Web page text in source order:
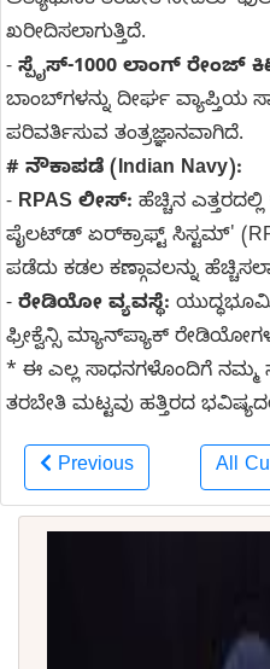
ಖರೀದಿಸಲಾಗುತ್ತಿದೆ.
- ಸ್ಪೈಸ್-1000 ಲಾಂಗ್ ರೇಂಜ್
ಬಾಂಬ್‌ಗಳನ್ನು ದೀರ್ಘ ವ್ಯಾಪ್ತಿಯ
ಪರಿವರ್ತಿಸುವ ತಂತ್ರಜ್ಞಾನವಾಗಿದೆ.
# ನೌಕಾಪಡೆ (Indian Navy):
- RPAS ಲೀಸ್: ಹೆಚ್ಚಿನ
ಪೈಲಟ್‌ಡ್ ಏರ್‌ಕ್ರಾಫ್ಟ್ ಸಿಸ್ಟಮ್'
ಪಡೆದು ಕಡಲ ಕಣ್ಗಾವಲನ್ನು
- ರೇಡಿಯೋ ವ್ಯವಸ್ಥೆ:
ಫ್ರೀಕ್ವೆನ್ಸಿ ಮ್ಯಾನ್‌ಪ್ಯಾಕ್
* ಈ ಎಲ್ಲ ಸಾಧನಗಳೊಂದಿಗೆ ನಮ್ಮ
ತರಬೇತಿ ಮಟ್ಟವು ಹತ್ತಿರದ
Previous All